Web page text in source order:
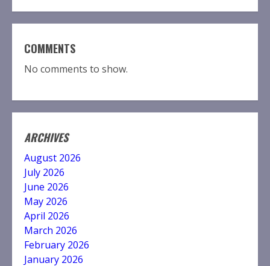
COMMENTS
No comments to show.
ARCHIVES
August 2026
July 2026
June 2026
May 2026
April 2026
March 2026
February 2026
January 2026